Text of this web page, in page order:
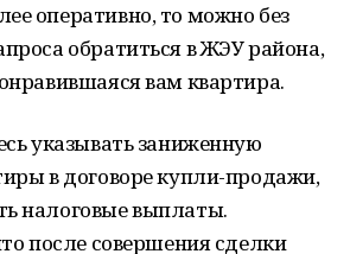
оперативно, то можно без
обратиться в ЖЭУ района,
вам квартира.
указывать заниженную
в договоре купли-продажи,
налоговые выплаты.
после совершения сделки